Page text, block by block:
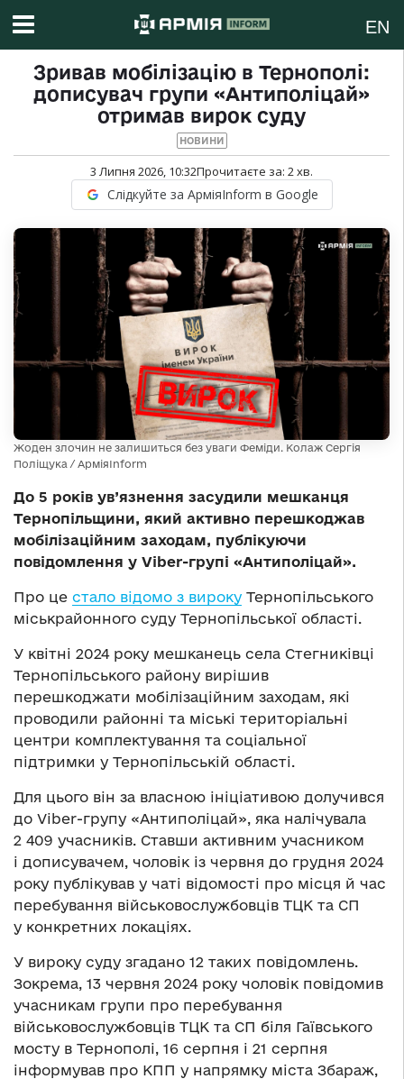
EN
Зривав мобілізацію в Тернополі:
дописувач групи «Антиполіцай»
отримав вирок суду
НОВИНИ
3 Липня 2026, 10:32Прочитаєте за: 2хв.
Слідкуйте за АрміяInform в Google
Жоден злочин не залишиться без уваги Феміди. Колаж Сергія
Поліщука / АрміяInform
До 5 років ув’язнення засудили мешканця
Тернопільщини, який активно перешкоджав
мобілізаційним заходам, публікуючи
повідомлення у Viber-групі «Антиполіцай».
Про це стало відомо з вироку Тернопільського
міськрайонного суду Тернопільської області.
У квітні 2024 року мешканець села Стегниківці
Тернопільського району вирішив
перешкоджати мобілізаційним заходам, які
проводили районні та міські територіальні
центри комплектування та соціальної
підтримки у Тернопільській області.
Для цього він за власною ініціативою долучився
до Viber-групу «Антиполіцай», яка налічувала
2 409 учасників. Ставши активним учасником
і дописувачем, чоловік із червня до грудня 2024
року публікував у чаті відомості про місця й час
перебування військовослужбовців ТЦК та СП
у конкретних локаціях.
У вироку суду згадано 12 таких повідомлень.
Зокрема, 13 червня 2024 року чоловік повідомив
учасникам групи про перебування
військовослужбовців ТЦК та СП біля Гаївського
мосту в Тернополі, 16 серпня і 21 серпня
інформував про КПП у напрямку міста Збараж,